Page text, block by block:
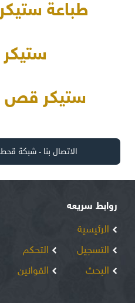
طباعة
ستيكر
ستيكر قص
الاتصال بنا -شبكة
روابط سريعه
الرئيسية
التسجيل
البحث
التحكم
القوانين